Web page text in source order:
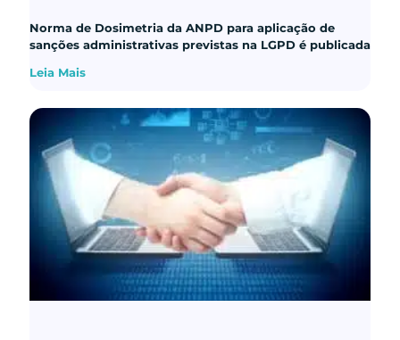
Norma de Dosimetria da ANPD para aplicação de
sanções administrativas previstas na LGPD é publicada
Leia Mais